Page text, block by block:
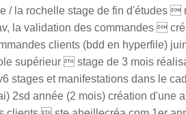
/ la rochelle stage de fin d'études 
la validation des commandes 
clients (bdd en hyperfile)
supérieur  stage de 3 mois
stages et manifestations dans le
2sd année (2 mois) création d'une